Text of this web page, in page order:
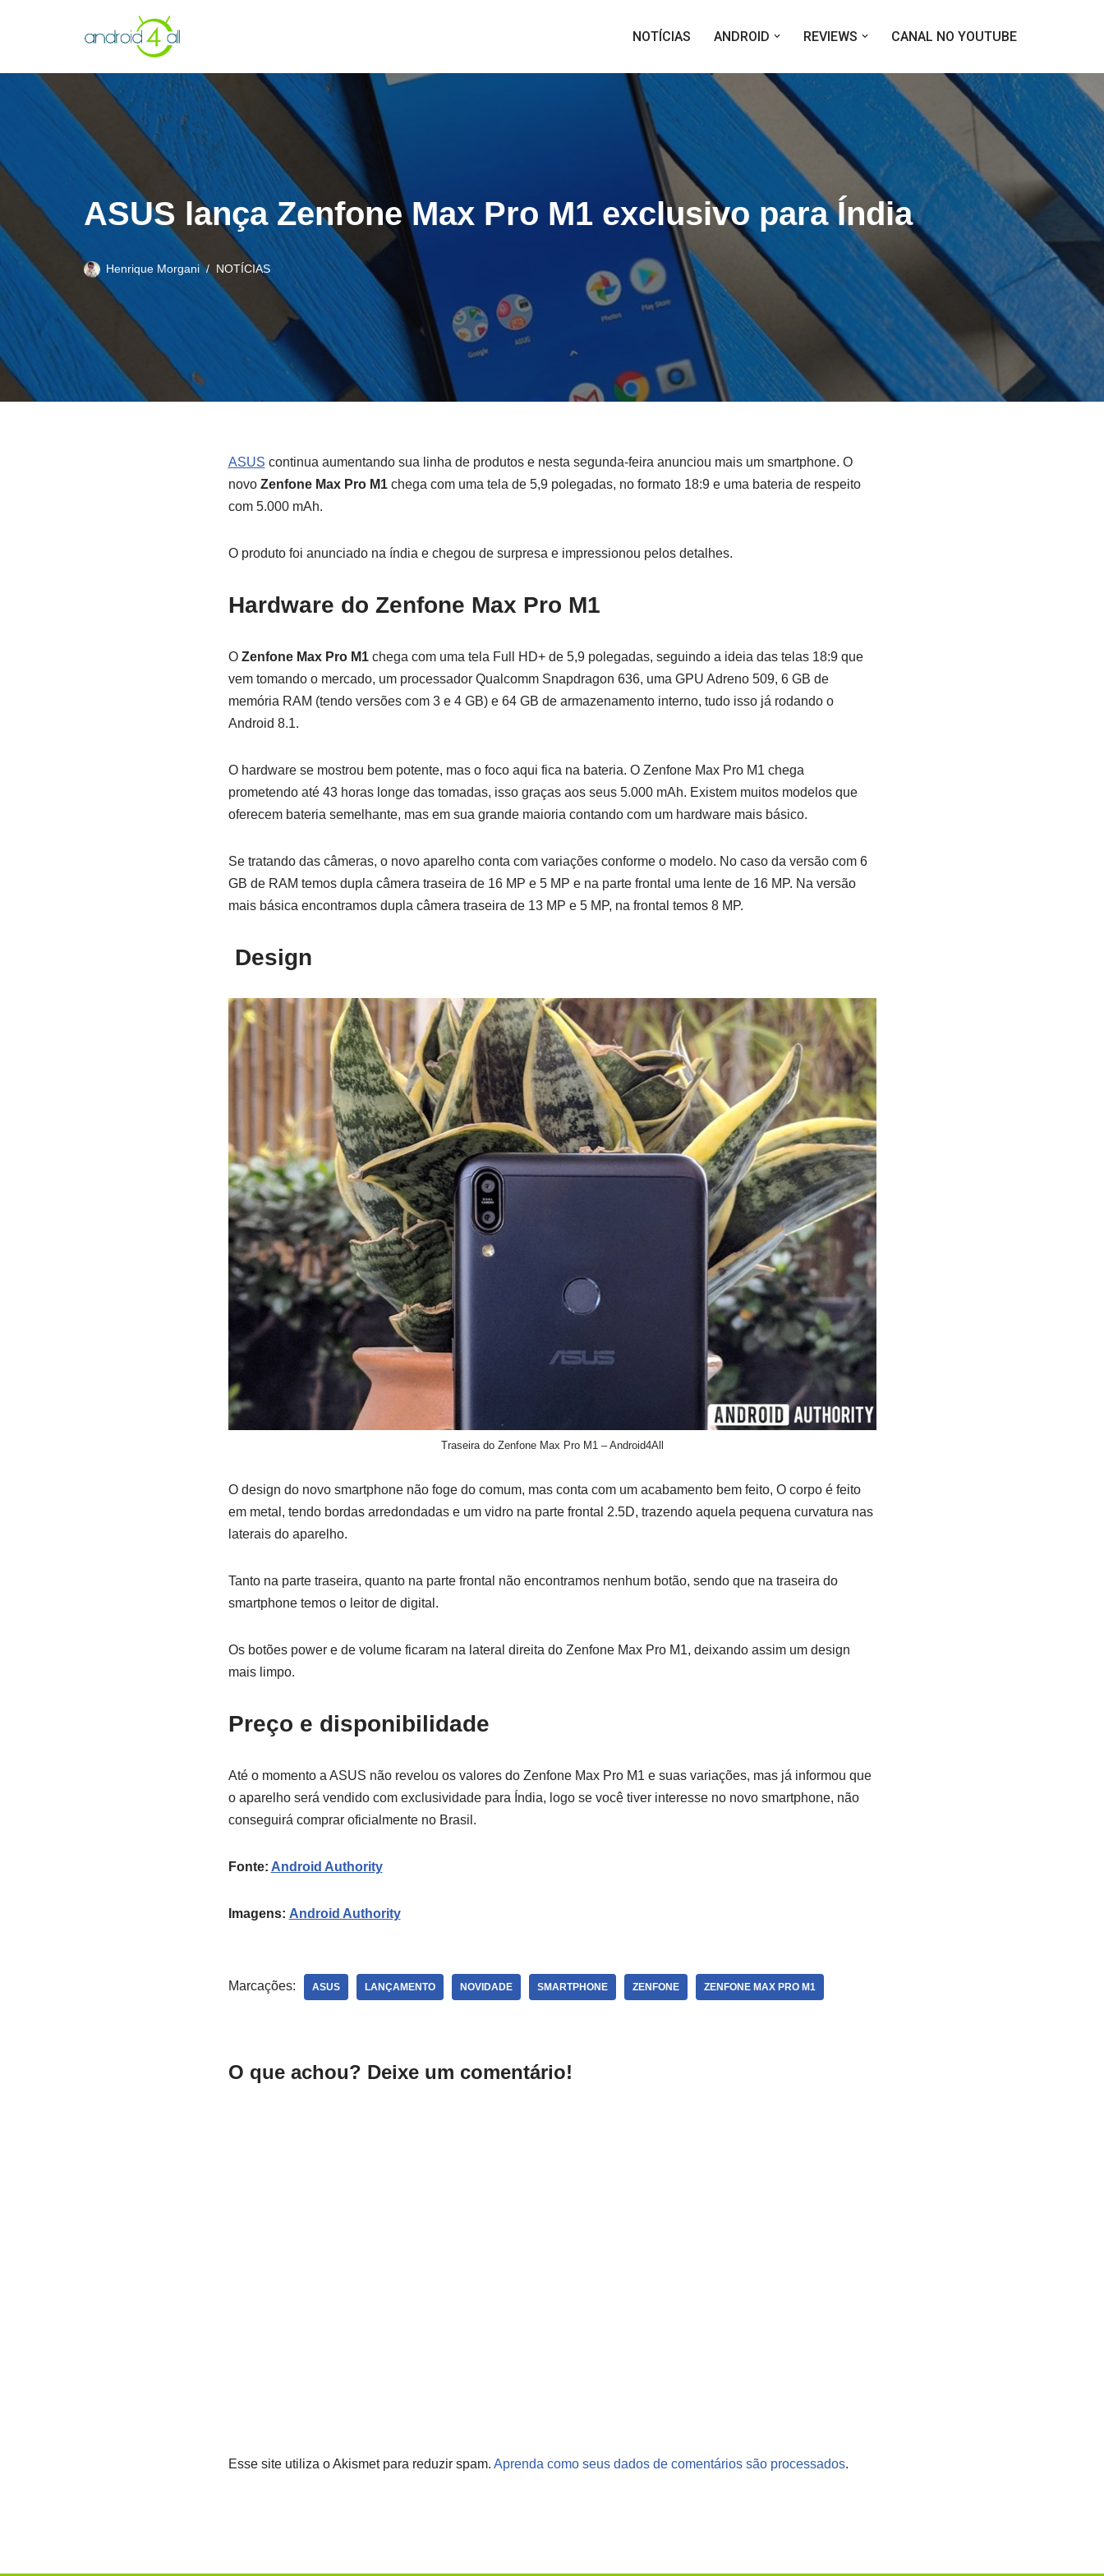
conteúdo
NOTÍCIAS ANDROID REVIEWS CANAL NO YOUTUBE
ASUS lança Zenfone Max Pro M1 exclusivo para Índia
Henrique Morgani NOTÍCIAS
ASUS continua aumentando sua linha de produtos e nesta segunda-feira anunciou mais um smartphone. O
novo Zenfone Max Pro M1chega com uma tela de 5,9 polegadas, no formato 18:9 e uma bateria de respeito
com 5.000 mAh.
O produto foi anunciado na índia e chegou de surpresa e impressionou pelos detalhes.
Hardware do Zenfone Max Pro M1
O Zenfone Max Pro M1chega com uma tela Full HD+ de 5,9 polegadas, seguindo a ideia das telas 18:9 que
vem tomando o mercado, um processador Qualcomm Snapdragon 636, uma GPU Adreno 509, 6 GB de
memória RAM (tendo versões com 3 e 4 GB) e 64 GB de armazenamento interno, tudo isso já rodando o
Android 8.1.
O hardware se mostrou bem potente, mas o foco aqui fica na bateria. O Zenfone Max Pro M1 chega
prometendo até 43 horas longe das tomadas, isso graças aos seus 5.000 mAh. Existem muitos modelos que
oferecem bateria semelhante, mas em sua grande maioria contando com um hardware mais básico.
Se tratando das câmeras, o novo aparelho conta com variações conforme o modelo. No caso da versão com 6
GB de RAM temos dupla câmera traseira de 16 MP e 5 MP e na parte frontal uma lente de 16 MP. Na versão
mais básica encontramos dupla câmera traseira de 13 MP e 5 MP, na frontal temos 8 MP.
Design
Traseira do Zenfone Max Pro M1 – Android4All
O design do novo smartphone não foge do comum, mas conta com um acabamento bem feito, O corpo é feito
em metal, tendo bordas arredondadas e um vidro na parte frontal 2.5D, trazendo aquela pequena curvatura nas
laterais do aparelho.
Tanto na parte traseira, quanto na parte frontal não encontramos nenhum botão, sendo que na traseira do
smartphone temos o leitor de digital.
Os botões power e de volume ficaram na lateral direita do Zenfone Max Pro M1, deixando assim um design
mais limpo.
Preço e disponibilidade
Até o momento a ASUS não revelou os valores do Zenfone Max Pro M1 e suas variações, mas já informou que
o aparelho será vendido com exclusividade para Índia, logo se você tiver interesse no novo smartphone, não
conseguirá comprar oficialmente no Brasil.
Fonte: Android Authority
Imagens: Android Authority
Marcações: ASUS LANÇAMENTO NOVIDADE SMARTPHONE ZENFONE ZENFONE MAX PRO M1
O que achou? Deixe um comentário!
Esse site utiliza o Akismet para reduzir spam. Aprenda como seus dados de comentários são processados.